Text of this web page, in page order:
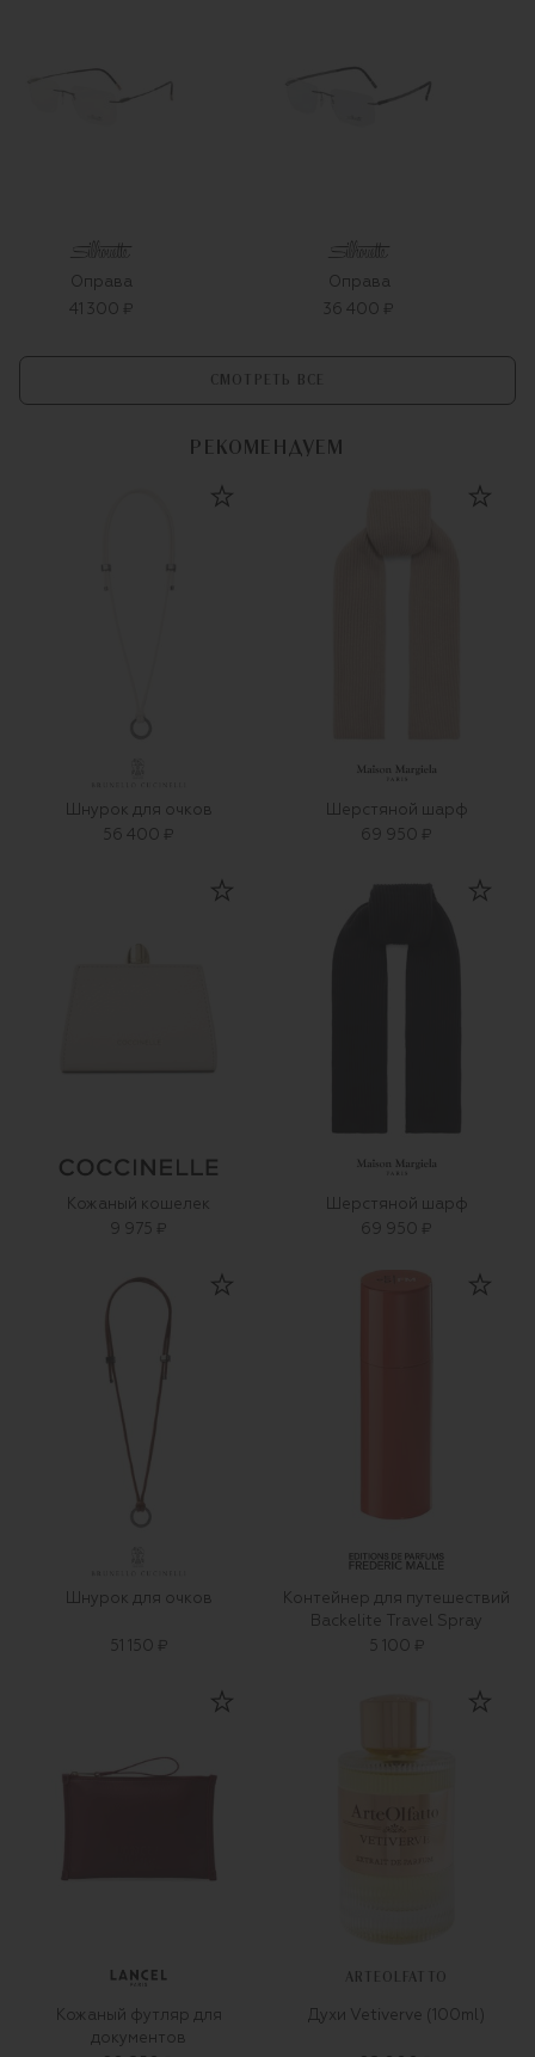
Оправа
41 300 ₽
Оправа
36 400 ₽
СМОТРЕТЬ ВСЕ
РЕКОМЕНДУЕМ
Шнурок для очков
56 400 ₽
Шерстяной шарф
69 950 ₽
Кожаный кошелек
9 975 ₽
Шерстяной шарф
69 950 ₽
Шнурок для очков
51 150 ₽
Контейнер для путешествий
Backelite Travel Spray
5 100 ₽
Кожаный футляр для
документов
ARTEOLFATTO
Духи Vetiverve (100ml)